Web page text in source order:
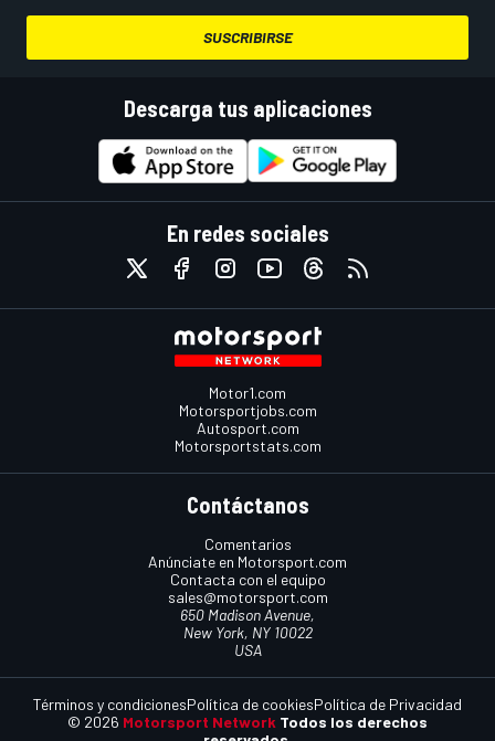
SUSCRIBIRSE
Descarga tus aplicaciones
En redes sociales
Motor1.com
Motorsportjobs.com
Autosport.com
Motorsportstats.com
Contáctanos
Comentarios
Anúnciate en Motorsport.com
Contacta con el equipo
sales@motorsport.com
650 Madison Avenue,
New York, NY 10022
USA
© 2026 Motorsport Network Todos los derechos
Términos y condicionesPolítica de cookiesPolítica de Privacidad